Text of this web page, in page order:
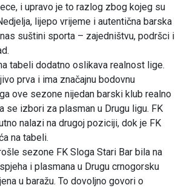
i upravo je to razlog zbog kojeg su
lijepo vrijeme i autentična barska
suštini sporta – zajedništvu, podršci i
tabeli dodatno oslikava realnost lige.
prva i ima značajnu bodovnu
ove sezone nijedan barski klub realno
se izbori za plasman u Drugu ligu. FK
nalazi na drugoj poziciji, dok je FK
na tabeli.
sezone FK Sloga Stari Bar bila na
i plasmana u Drugu crnogorsku
u baražu. To dovoljno govori o